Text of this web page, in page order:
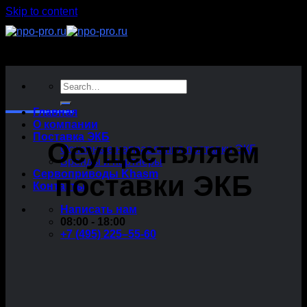
Skip to content
Главная
О компании
Поставка ЭКБ
Основные направления поставки ЭКБ
Бренды и партнёры
Сервоприводы Khasm
Контакты
Написать нам
08:00 - 18:00
+7 (495) 225–55-60
Осуществляем
поставки ЭКБ